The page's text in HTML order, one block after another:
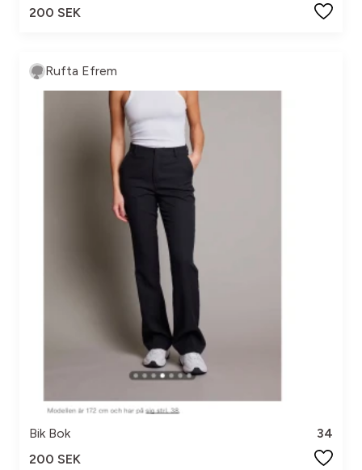
200 SEK
Rufta Efrem
Bik Bok
34
200 SEK